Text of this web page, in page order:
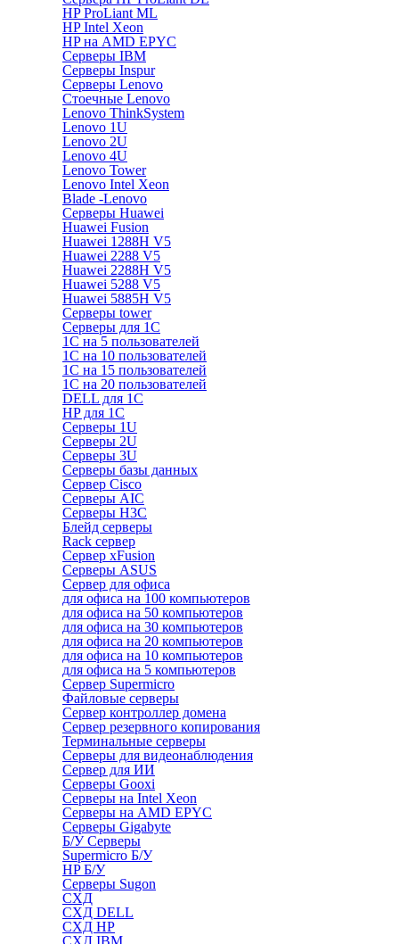
HP ProLiant ML
HP Intel Xeon
HP на AMD EPYC
Серверы IBM
Серверы Inspur
Серверы Lenovo
Стоечные Lenovo
Lenovo ThinkSystem
Lenovo 1U
Lenovo 2U
Lenovo 4U
Lenovo Tower
Lenovo Intel Xeon
Blade -Lenovo
Серверы Huawei
Huawei Fusion
Huawei 1288H V5
Huawei 2288 V5
Huawei 2288H V5
Huawei 5288 V5
Huawei 5885H V5
Серверы tower
Серверы для 1C
1С на 5 пользователей
1С на 10 пользователей
1С на 15 пользователей
1С на 20 пользователей
DELL для 1С
HP для 1С
Серверы 1U
Серверы 2U
Серверы 3U
Серверы базы данных
Сервер Cisco
Серверы AIC
Серверы H3C
Блейд серверы
Rack сервер
Сервер xFusion
Серверы ASUS
Сервер для офиса
для офиса на 100 компьютеров
для офиса на 50 компьютеров
для офиса на 30 компьютеров
для офиса на 20 компьютеров
для офиса на 10 компьютеров
для офиса на 5 компьютеров
Сервер Supermicro
Файловые серверы
Сервер контроллер домена
Сервер резервного копирования
Терминальные серверы
Серверы для видеонаблюдения
Сервер для ИИ
Серверы Gooxi
Серверы на Intel Xeon
Серверы на AMD EPYC
Серверы Gigabyte
Б/У Серверы
Supermicro Б/У
HP Б/У
Серверы Sugon
СХД
СХД DELL
СХД HP
СХД IBM